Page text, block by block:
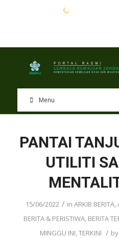
Menu
PANTAI
UTILITI
15/06/2022 / in ARKIB BERITA,
BERITA & PERISTIWA, BERITA
MINGGU INI,TERKINI / by